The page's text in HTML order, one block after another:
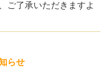
ご了承いただきますよ
らせ